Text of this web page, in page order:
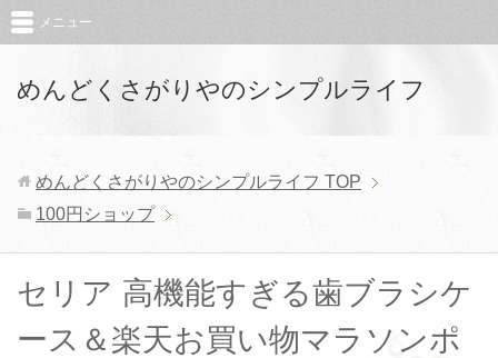
めんどくさがりやのシンプルライフ
メニュー
めんどくさがりやのシンプルライフ TOP
100円ショップ
セリア 高機能すぎる歯ブラシケ
ース＆楽天お買い物マラソンポ